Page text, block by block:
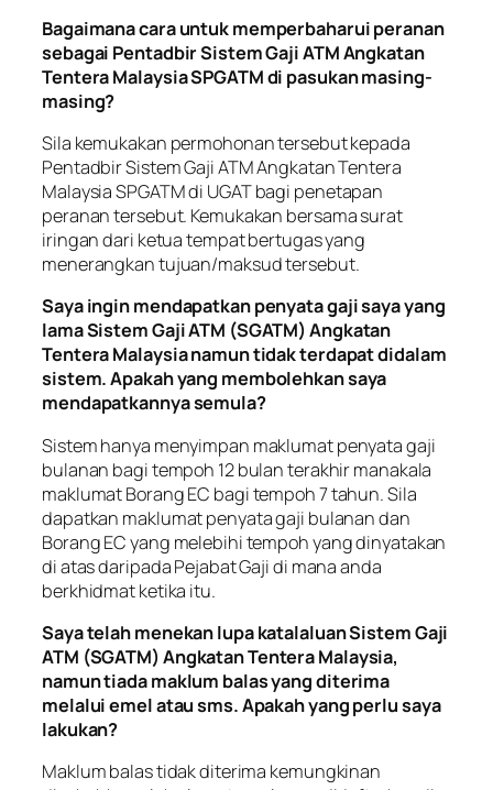
Bagaimana cara untuk memperbaharui peranan
sebagai Pentadbir Sistem Gaji ATM Angkatan
Tentera Malaysia SPGATM di pasukan masing-
masing?
Sila kemukakan permohonan tersebut kepada
Pentadbir Sistem Gaji ATM Angkatan Tentera
Malaysia SPGATM di UGAT bagi penetapan
peranan tersebut. Kemukakan bersama surat
iringan dari ketua tempat bertugas yang
menerangkan tujuan/maksud tersebut.
Saya ingin mendapatkan penyata gaji saya yang
lama Sistem Gaji ATM (SGATM) Angkatan
Tentera Malaysia namun tidak terdapat didalam
sistem. Apakah yang membolehkan saya
mendapatkannya semula?
Sistem hanya menyimpan maklumat penyata gaji
bulanan bagi tempoh 12 bulan terakhir manakala
maklumat Borang EC bagi tempoh 7 tahun. Sila
dapatkan maklumat penyata gaji bulanan dan
Borang EC yang melebihi tempoh yang dinyatakan
di atas daripada Pejabat Gaji di mana anda
berkhidmat ketika itu.
Saya telah menekan lupa katalaluan Sistem Gaji
ATM (SGATM) Angkatan Tentera Malaysia,
namun tiada maklum balas yang diterima
melalui emel atau sms. Apakah yang perlu saya
lakukan?
Maklum balas tidak diterima kemungkinan